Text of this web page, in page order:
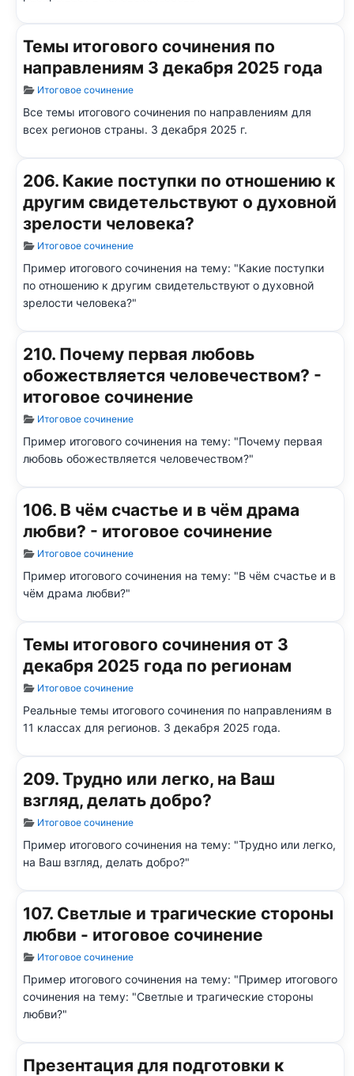
Темы итогового сочинения по
направлениям 3 декабря 2025 года
Информация о материале
Итоговое сочинение
Все темы итогового сочинения по направлениям для
всех регионов страны. 3 декабря 2025 г.
206. Какие поступки по отношению к
другим свидетельствуют о духовной
зрелости человека?
Информация о материале
Итоговое сочинение
Пример итогового сочинения на тему: "Какие поступки
по отношению к другим свидетельствуют о духовной
зрелости человека?"
210. Почему первая любовь
обожествляется человечеством? -
итоговое сочинение
Информация о материале
Итоговое сочинение
Пример итогового сочинения на тему: "Почему первая
любовь обожествляется человечеством?"
106. В чём счастье и в чём драма
любви? - итоговое сочинение
Информация о материале
Итоговое сочинение
Пример итогового сочинения на тему: "В чём счастье и в
чём драма любви?"
Темы итогового сочинения от 3
декабря 2025 года по регионам
Информация о материале
Итоговое сочинение
Реальные темы итогового сочинения по направлениям в
11 классах для регионов. 3 декабря 2025 года.
209. Трудно или легко, на Ваш
взгляд, делать добро?
Информация о материале
Итоговое сочинение
Пример итогового сочинения на тему: "Трудно или легко,
на Ваш взгляд, делать добро?"
107. Светлые и трагические стороны
любви - итоговое сочинение
Информация о материале
Итоговое сочинение
Пример итогового сочинения на тему: "Пример итогового
сочинения на тему: "Светлые и трагические стороны
любви?"
Презентация для подготовки к